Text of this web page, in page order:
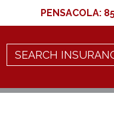
PENSACOLA: